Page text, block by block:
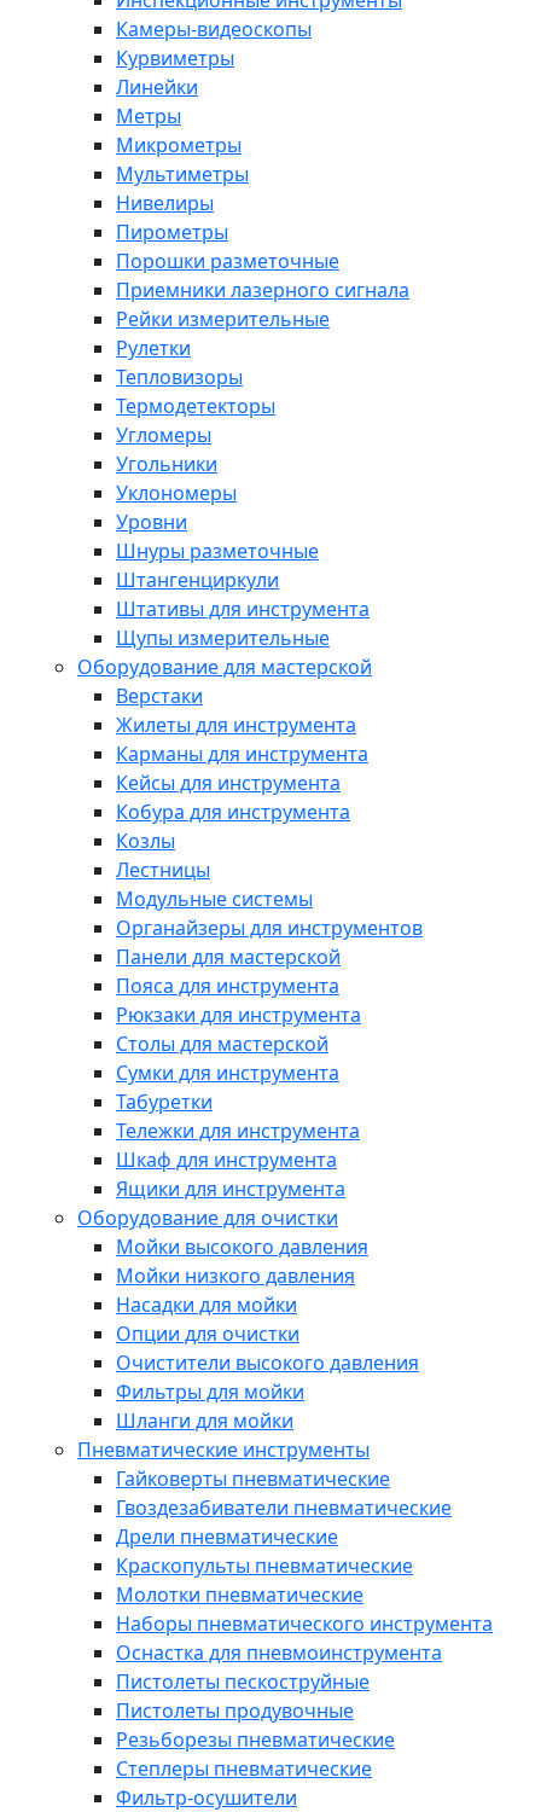
Камеры-видеоскопы
Курвиметры
Линейки
Метры
Микрометры
Мультиметры
Нивелиры
Пирометры
Порошки разметочные
Приемники лазерного сигнала
Рейки измерительные
Рулетки
Тепловизоры
Термодетекторы
Угломеры
Угольники
Уклономеры
Уровни
Шнуры разметочные
Штангенциркули
Штативы для инструмента
Щупы измерительные
Оборудование для мастерской
Верстаки
Жилеты для инструмента
Карманы для инструмента
Кейсы для инструмента
Кобура для инструмента
Козлы
Лестницы
Модульные системы
Органайзеры для инструментов
Панели для мастерской
Пояса для инструмента
Рюкзаки для инструмента
Столы для мастерской
Сумки для инструмента
Табуретки
Тележки для инструмента
Шкаф для инструмента
Ящики для инструмента
Оборудование для очистки
Мойки высокого давления
Мойки низкого давления
Насадки для мойки
Опции для очистки
Очистители высокого давления
Фильтры для мойки
Шланги для мойки
Пневматические инструменты
Гайковерты пневматические
Гвоздезабиватели пневматические
Дрели пневматические
Краскопульты пневматические
Молотки пневматические
Наборы пневматического инструмента
Оснастка для пневмоинструмента
Пистолеты пескоструйные
Пистолеты продувочные
Резьборезы пневматические
Степлеры пневматические
Фильтр-осушители